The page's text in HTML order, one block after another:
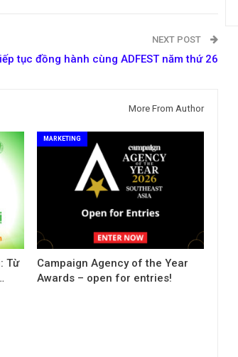
NEXT POST
tục đồng hành cùng ADFEST năm thứ 26
More From Author
Từ
MARKETING
Campaign Agency of the Year
Awards – open for entries!